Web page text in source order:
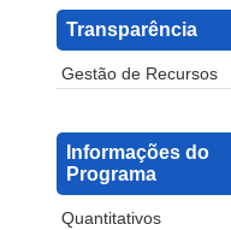
Transparência
Gestão de Recursos
Informações do
Programa
Quantitativos